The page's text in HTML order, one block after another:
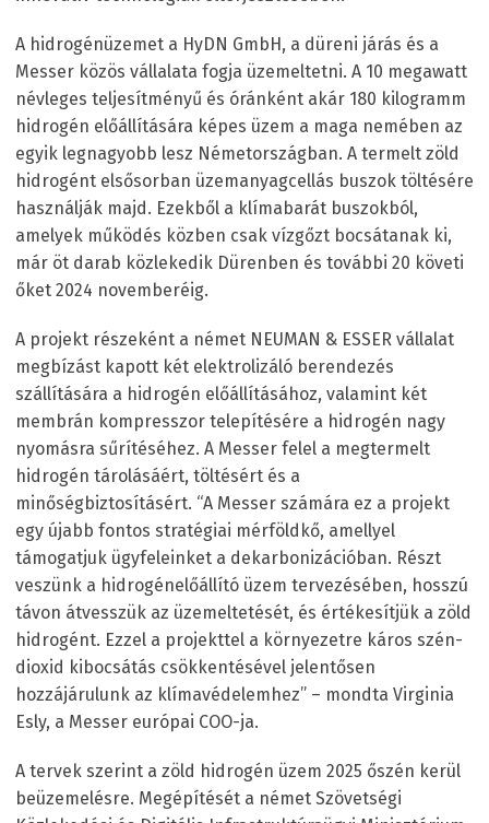
A hidrogénüzemet a HyDN GmbH, a düreni járás és a
Messer közös vállalata fogja üzemeltetni. A 10 megawatt
névleges teljesítményű és óránként akár 180 kilogramm
hidrogén előállítására képes üzem a maga nemében az
egyik legnagyobb lesz Németországban. A termelt zöld
hidrogént elsősorban üzemanyagcellás buszok töltésére
használják majd. Ezekből a klímabarát buszokból,
amelyek működés közben csak vízgőzt bocsátanak ki,
már öt darab közlekedik Dürenben és további 20 követi
őket 2024 novemberéig.
A projekt részeként a német NEUMAN & ESSER vállalat
megbízást kapott két elektrolizáló berendezés
szállítására a hidrogén előállításához, valamint két
membrán kompresszor telepítésére a hidrogén nagy
nyomásra sűrítéséhez. A Messer felel a megtermelt
hidrogén tárolásáért, töltésért és a
minőségbiztosításért. “A Messer számára ez a projekt
egy újabb fontos stratégiai mérföldkő, amellyel
támogatjuk ügyfeleinket a dekarbonizációban. Részt
veszünk a hidrogénelőállító üzem tervezésében, hosszú
távon átvesszük az üzemeltetését, és értékesítjük a zöld
hidrogént. Ezzel a projekttel a környezetre káros szén-
dioxid kibocsátás csökkentésével jelentősen
hozzájárulunk az klímavédelemhez” – mondta Virginia
Esly, a Messer európai COO-ja.
A tervek szerint a zöld hidrogén üzem 2025 őszén kerül
beüzemelésre. Megépítését a német Szövetségi